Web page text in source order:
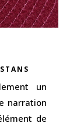
un
narration
de